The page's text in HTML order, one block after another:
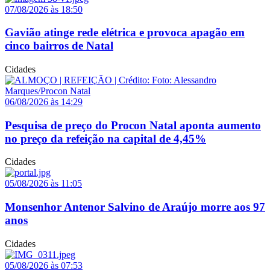
07/08/2026 às 18:50
Gavião atinge rede elétrica e provoca apagão em
cinco bairros de Natal
Cidades
06/08/2026 às 14:29
Pesquisa de preço do Procon Natal aponta aumento
no preço da refeição na capital de 4,45%
Cidades
05/08/2026 às 11:05
Monsenhor Antenor Salvino de Araújo morre aos 97
anos
Cidades
05/08/2026 às 07:53